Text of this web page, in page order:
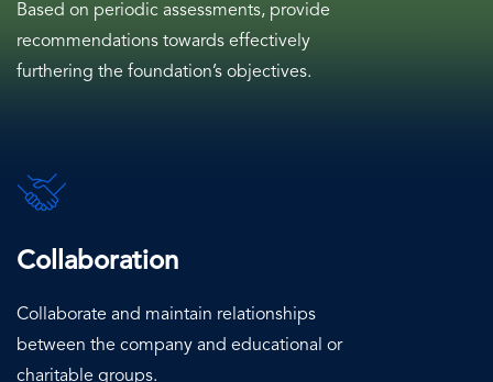
Based on periodic assessments, provide
recommendations towards effectively
furthering the foundation’s objectives.
SVG
Icon
Collaboration
Collaborate and maintain relationships
between the company and educational or
charitable groups.